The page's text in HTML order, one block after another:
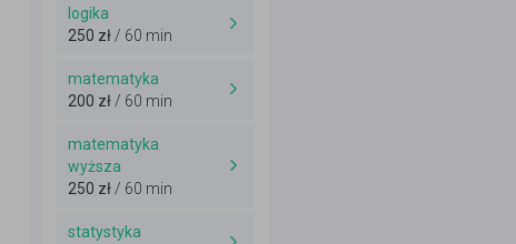
logika
250 zł / 60 min
matematyka
200 zł / 60 min
matematyka
wyższa
250 zł / 60 min
statystyka